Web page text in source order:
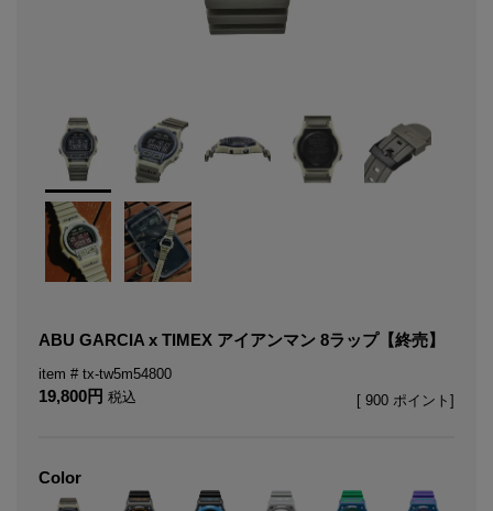
ABU GARCIA x TIMEX アイアンマン 8ラップ【終売】
tx-tw5m54800
19,800 税込 [ 900 ポイント]
Color